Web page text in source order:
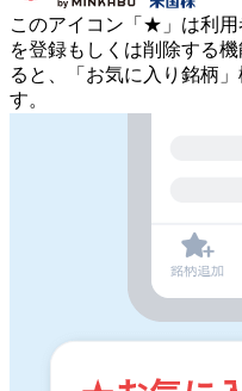
このアイコン 「★」 は利
を登録もしくは削除する機
ると、「お気に入り銘柄
す。